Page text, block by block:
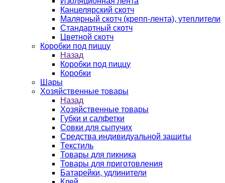
Канцелярский скотч
Малярный скотч (крепп-лента), утеплители
Стандартный скотч
Цветной скотч
Коробки под пиццу
Назад
Коробки под пиццу
Коробки
Шары
Хозяйственные товары
Назад
Хозяйственные товары
Губки и салфетки
Совки для сыпучих
Средства индивидуальной защиты
Текстиль
Товары для пикника
Товары для приготовления
Батарейки, удлинители